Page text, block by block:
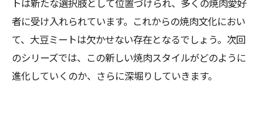
トは新たな選択肢として位置づけられ、多くの焼肉愛好
者に受け入れられています。これからの焼肉文化におい
て、大豆ミートは欠かせない存在となるでしょう。次回
のシリーズでは、この新しい焼肉スタイルがどのように
進化していくのか、さらに深堀りしていきます。